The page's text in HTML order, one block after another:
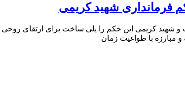
فرمانداری شهید کریمی
و شهید کریمی این حکم را پلی ساخت برای ارتقای
مبارزه با طواغیت زمان